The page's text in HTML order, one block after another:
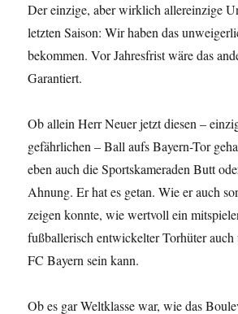
Der einzige, aber wirklich allereinzige
letzten Saison: Wir haben das
bekommen. Vor Jahresfrist wäre das
Garantiert.
Ob allein Herr Neuer jetzt diesen –
gefährlichen – Ball aufs Bayern-Tor
eben auch die Sportskameraden Butt
Ahnung. Er hat es getan. Wie er auch
zeigen konnte, wie wertvoll ein
fußballerisch entwickelter Torhüter auch
FC Bayern sein kann.
Ob es gar Weltklasse war, wie das